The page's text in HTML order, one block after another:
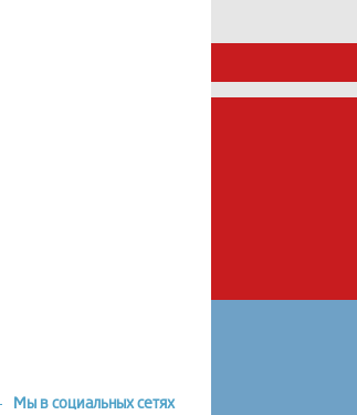
Мы в социальных сетях